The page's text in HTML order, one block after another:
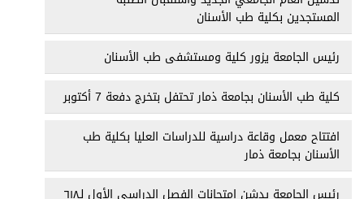
المستجدين بكلية طب الأسنان
رئيس الجامعة يزور كلية ومستشفى طب الأسنان
كلية طب الأسنان بجامعة ذمار تحتفل بتخرج دفعة 7 أكتوبر
افتتاح معمل وقاعة دراسية للدراسات العليا بكلية طب
الأسنان بجامعة ذمار